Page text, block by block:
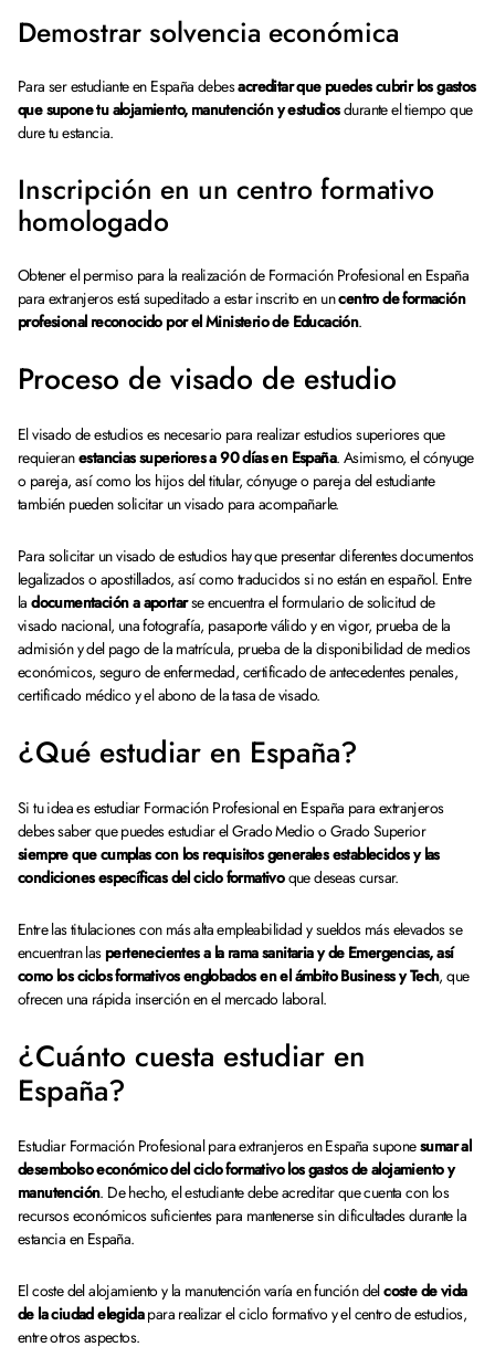
Demostrar solvencia económica
Para ser estudiante en España debesacreditar que puedes cubrir los gastos
que supone tu alojamiento, manutención y estudiosdurante el tiempo que
dure tu estancia.
Inscripción en un centro formativo
homologado
Obtener el permiso para la realización de Formación Profesional en España
para extranjeros está supeditado a estar inscrito en uncentro de formación
profesional reconocido por el Ministerio de Educación.
Proceso de visado de estudio
El visado de estudios es necesario para realizar estudios superiores que
requieranestancias superiores a 90 días en España. Asimismo, el cónyuge
o pareja, así como los hijos del titular, cónyuge o pareja del estudiante
también pueden solicitar un visado para acompañarle.
Para solicitar un visado de estudios hay que presentar diferentes documentos
legalizados o apostillados, así como traducidos si no están en español. Entre
ladocumentación a aportarse encuentra el formulario de solicitud de
visado nacional, una fotografía, pasaporte válido y en vigor, prueba de la
admisión y del pago de la matrícula, prueba de la disponibilidad de medios
económicos, seguro de enfermedad, certificado de antecedentes penales,
certificado médico y el abono de la tasa de visado.
¿Qué estudiar en España?
Si tu idea es estudiar Formación Profesional en España para extranjeros
debes saber que puedes estudiar el Grado Medio o Grado Superior
siempre que cumplas con los requisitos generales establecidos y las
condiciones específicas del ciclo formativoque deseas cursar.
Entre las titulaciones con más alta empleabilidad y sueldos más elevados se
encuentran las pertenecientes a la rama sanitaria y de Emergencias, así
como los ciclos formativos englobados en el ámbito Business y Tech, que
ofrecen una rápida inserción en el mercado laboral.
¿Cuánto cuesta estudiar en
España?
Estudiar Formación Profesional para extranjeros en España suponesumar al
desembolso económico del ciclo formativo los gastos de alojamiento y
manutención. De hecho, el estudiante debe acreditar que cuenta con los
recursos económicos suficientes para mantenerse sin dificultades durante la
estancia en España.
El coste del alojamiento y la manutención varía en función delcoste de vida
de la ciudad elegidapara realizar el ciclo formativo y el centro de estudios,
entre otros aspectos.